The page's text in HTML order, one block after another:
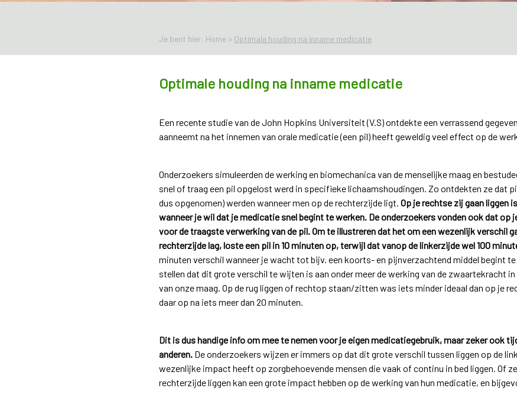
Je bent hier: Home > Optimale houding na inname medicatie
Optimale houding na inname medicatie
Een recente studie van de John Hopkins Universiteit (V.S) ontdekte een verrassend
aanneemt na het innemen van orale medicatie (een pil) heeft geweldig veel effect op de
Onderzoekers simuleerden de werking en biomechanica van de menselijke maag en
snel of traag een pil opgelost werd in specifieke lichaamshoudingen. Zo ontdekten ze dat
dus opgenomen) werden wanneer men op de rechterzijde ligt. Op je rechtse zij gaan liggen
wanneer je wil dat je medicatie snel begint te werken. De onderzoekers vonden ook dat op
voor de traagste verwerking van de pil. Om te illustreren dat het om een wezenlijk verschil
rechterzijde lag, loste een pil in 10 minuten op, terwijl dat vanop de linkerzijde wel 100
minuten verschil wanneer je wacht tot bijv. een koorts- en pijnverzachtend middel begint
stellen dat dit grote verschil te wijten is aan onder meer de werking van de zwaartekracht
van onze maag. Op de rug liggen of rechtop staan/zitten was iets minder ideaal dan op je
daar op na iets meer dan 20 minuten.
Dit is dus handige info om mee te nemen voor je eigen medicatiegebruik, maar zeker ook
anderen.De onderzoekers wijzen er immers op dat dit grote verschil tussen liggen op de
wezenlijke impact heeft op zorgbehoevende mensen die vaak of continu in bed liggen. Of
rechterzijde liggen kan een grote impact hebben op de werking van hun medicatie, en